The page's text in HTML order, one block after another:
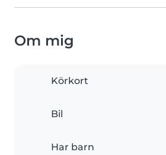
Om mig
Körkort
Bil
Har barn